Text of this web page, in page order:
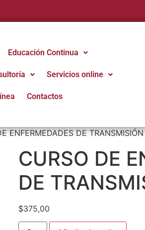
Educación Continua
Servicios online
Contactos
ENFERMEDADES DE
CURSO DE
DE
$375,00